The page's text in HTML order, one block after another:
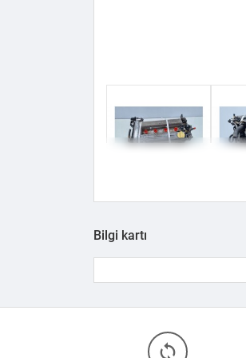
Bilgi kartı
loop